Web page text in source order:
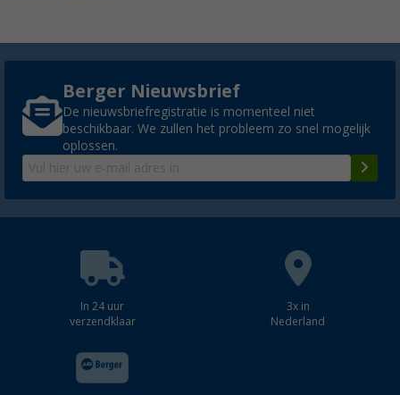
Berger Nieuwsbrief
De nieuwsbriefregistratie is momenteel niet
beschikbaar. We zullen het probleem zo snel mogelijk
oplossen.
In 24 uur
verzendklaar
3x in
Nederland